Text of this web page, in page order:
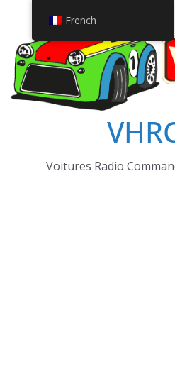
contenu
Voitures Radio
French